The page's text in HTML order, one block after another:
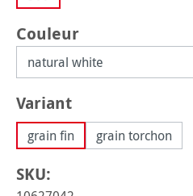
Sélectionnez
Couleur
Sélectionnez
Variant
grain fin grain torchon
SKU: